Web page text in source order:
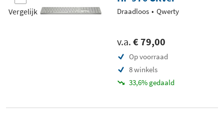
Vergelijk Draadloos Qwerty
v.a. € 79,00
Op voorraad
8 winkels
33,6% gedaald